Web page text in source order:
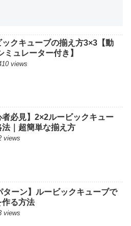
ックキューブの揃え方3×3【動
ミュレーター付き】
views
者必見】2×2ルービックキュー
法｜超簡単な揃え方
views
ターン】ルービックキューブで
作る方法
views